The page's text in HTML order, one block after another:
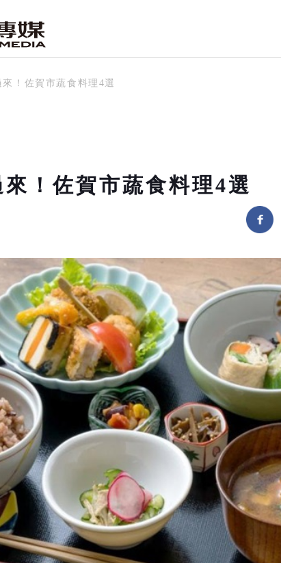
！佐賀市蔬食料理4選
！佐賀市蔬食料理4選